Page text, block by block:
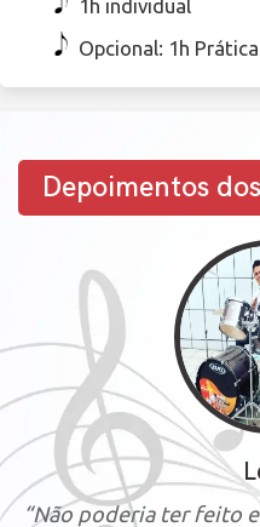
1h individual
Opcional: 1h
Depoimentos
“Não poderia ter feito